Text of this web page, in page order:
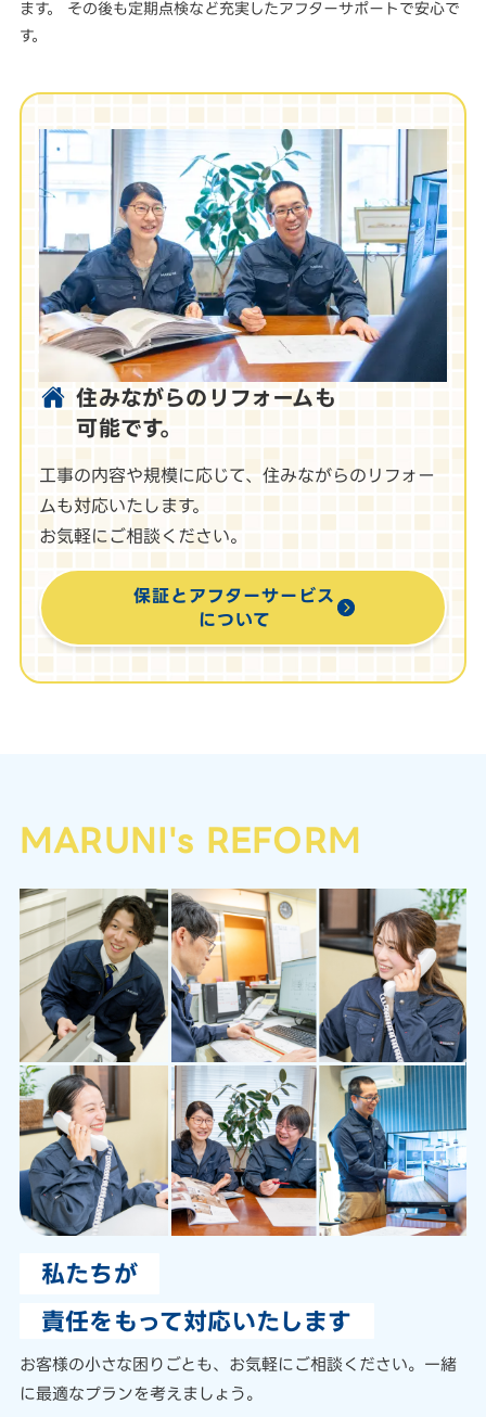
ます。 その後も定期点検など充実したアフターサポートで安心で
す。
住みながらのリフォームも
可能です。
工事の内容や規模に応じて、住みながらのリフォー
ムも対応いたします。
お気軽にご相談ください。
保証とアフターサービス
について
MARUNI's REFORM
私たちが
責任をもって対応いたします
お客様の小さな困りごとも、 お気軽にご相談ください。 一緒
に最適なプランを考えましょう。